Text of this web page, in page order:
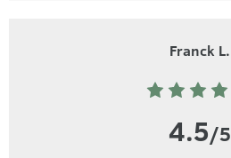
Franck L.
4.5/5